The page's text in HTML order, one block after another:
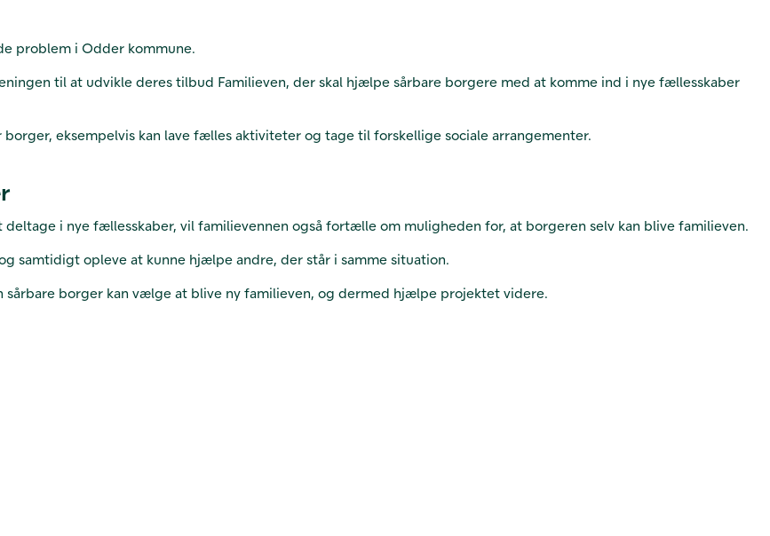
problem i Odder kommune.
til at udvikle deres tilbud Familieven, der skal hjælpe sårbare borgere med at komme ind i nye fællesskaber
eksempelvis kan lave fælles aktiviteter og tage til forskellige sociale arrangementer.
i nye fællesskaber, vil familievennen også fortælle om muligheden for, at borgeren selv kan blive familieven.
samtidigt opleve at kunne hjælpe andre, der står i samme situation.
borger kan vælge at blive ny familieven, og dermed hjælpe projektet videre.